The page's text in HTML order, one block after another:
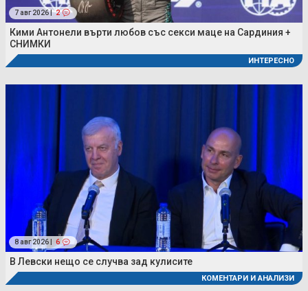
7 авг 2026 | 2
Кими Антонели върти любов със секси маце на Сардиния +
СНИМКИ
ИНТЕРЕСНО
8 авг 2026 | 6
В Левски нещо се случва зад кулисите
КОМЕНТАРИ И АНАЛИЗИ